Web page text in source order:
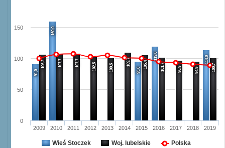
91,0
160,0
95,0
119,0 114,0
106,2 107,7 107,7 102,5 100,5
109,7 105,4 101,7 96,9 94,9 100,7
2009 2010 2011 2012 2013 2014 2015 2016 2017 2018 2019
0
50
100
150
Wieś Stoczek Woj. lubelskie Polska